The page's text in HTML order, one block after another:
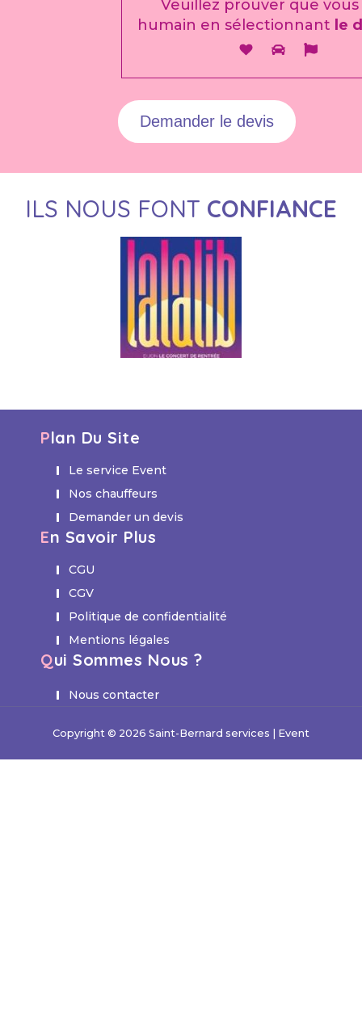
Veuillez prouver que
humain en sélectionnant le
ILS NOUS FONT CONFIANCE
Plan Du Site
Le service Event
Nos chauffeurs
Demander un devis
En Savoir Plus
CGU
CGV
Politique de confidentialité
Mentions légales
Qui Sommes Nous ?
Nous contacter
Copyright © 2026 Saint-Bernard services | Event